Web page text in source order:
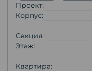
Проект:
Корпус:
Секция:
Этаж:
Квартира: